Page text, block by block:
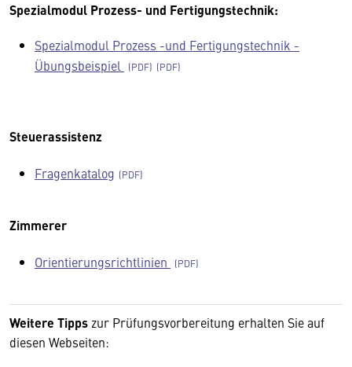
Spezialmodul Prozess- und Fertigungstechnik:
Spezialmodul Prozess -und Fertigungstechnik -
Übungsbeispiel
Steuerassistenz
Fragenkatalog
Zimmerer
Orientierungsrichtlinien
Weitere Tipps zur Prüfungsvorbereitung erhalten Sie auf
diesen Webseiten: